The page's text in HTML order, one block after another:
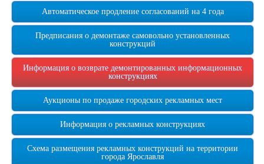
Автоматическое продление согласований на 4 года
Предписания о демонтаже самовольно установленных
конструкций
Информация о возврате демонтированных информационных
конструкциях
Аукционы по продаже городских рекламных мест
Информация о рекламных конструкциях
Схема размещения рекламных конструкций на территории
города Ярославля